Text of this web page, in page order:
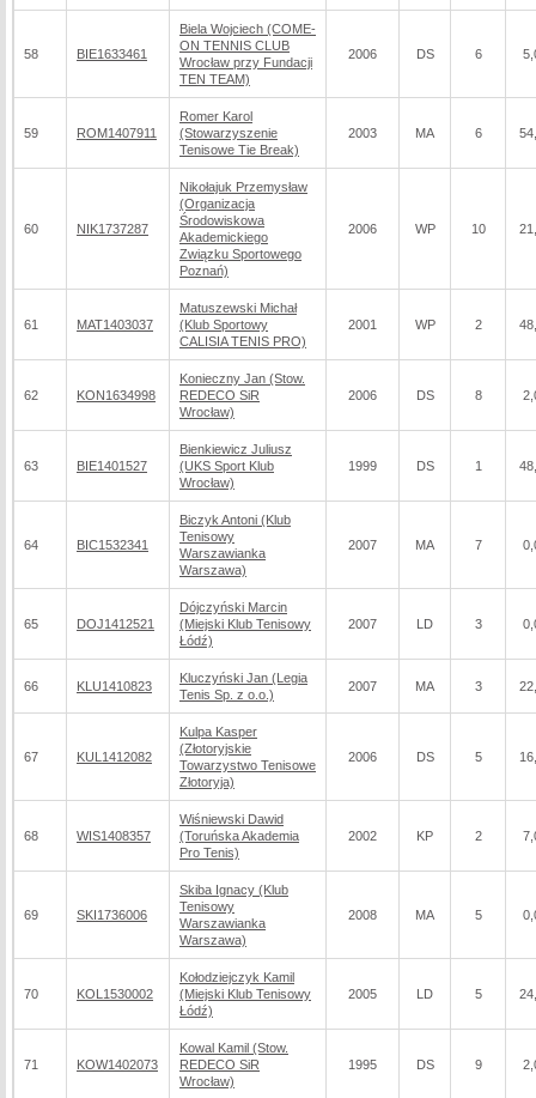
58 BIE1633461
Biela Wojciech (COME-
ON TENNIS CLUB
Wrocław przy Fundacji
TEN TEAM)
2006 DS 6
59 ROM1407911
Romer Karol
(Stowarzyszenie
Tenisowe Tie Break)
2003 MA 6
60 NIK1737287
Nikołajuk Przemysław
(Organizacja
Środowiskowa
Akademickiego
Związku Sportowego
Poznań)
2006 WP 10
61 MAT1403037
Matuszewski Michał
(Klub Sportowy
CALISIA TENIS PRO)
2001 WP 2
62 KON1634998
Konieczny Jan (Stow.
REDECO SiR
Wrocław)
2006 DS 8
63 BIE1401527
Bienkiewicz Juliusz
(UKS Sport Klub
Wrocław)
1999 DS 1
64 BIC1532341
Biczyk Antoni (Klub
Tenisowy
Warszawianka
Warszawa)
2007 MA 7
65 DOJ1412521
Dójczyński Marcin
(Miejski Klub Tenisowy
Łódź)
2007 LD 3
66 KLU1410823
Kluczyński Jan (Legia
Tenis Sp. z o.o.)
2007 MA 3
67 KUL1412082
Kulpa Kasper
(Złotoryjskie
Towarzystwo Tenisowe
Złotoryja)
2006 DS 5
68 WIS1408357
Wiśniewski Dawid
(Toruńska Akademia
Pro Tenis)
2002 KP 2
69 SKI1736006
Skiba Ignacy (Klub
Tenisowy
Warszawianka
Warszawa)
2008 MA 5
70 KOL1530002
Kołodziejczyk Kamil
(Miejski Klub Tenisowy
Łódź)
2005 LD 5
71 KOW1402073
Kowal Kamil (Stow.
REDECO SiR
Wrocław)
1995 DS 9